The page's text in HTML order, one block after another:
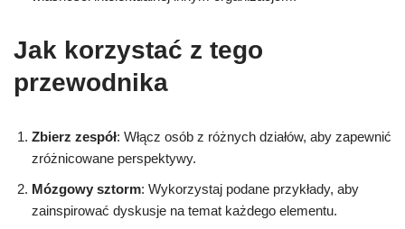
Jak korzystać z tego
przewodnika
Zbierz zespół: Włącz osób z różnych działów, aby zapewnić
zróżnicowane perspektywy.
Mózgowy sztorm: Wykorzystaj podane przykłady, aby
zainspirować dyskusje na temat każdego elementu.